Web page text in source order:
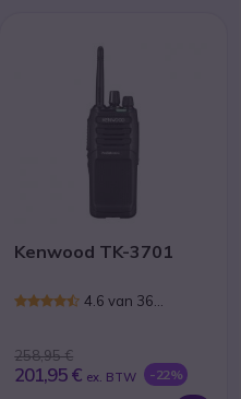
Kenwood TK-3701
4.6 van 36
258,95 €
201,95 € ex. BTW -22%